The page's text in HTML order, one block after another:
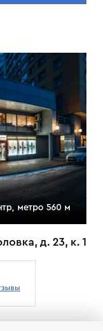
метро 560 м
д. 23, к. 1